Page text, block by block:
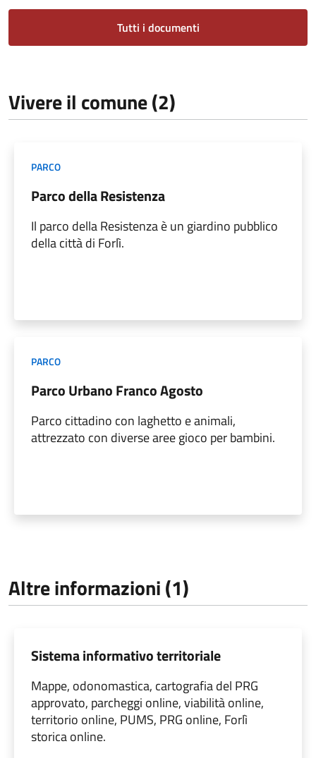
Tutti i documenti
Vivere il comune (2)
PARCO
Parco della Resistenza
Il parco della Resistenza è un giardino pubblico
della città di Forlì.
PARCO
Parco Urbano Franco Agosto
Parco cittadino con laghetto e animali,
attrezzato con diverse aree gioco per bambini.
Altre informazioni (1)
Sistema informativo territoriale
Mappe, odonomastica, cartografia del PRG
approvato, parcheggi online, viabilità online,
territorio online, PUMS, PRG online, Forlì
storica online.